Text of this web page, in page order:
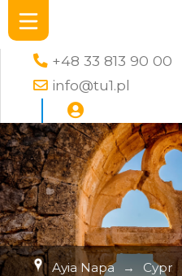
+48 33 813 90 00
info@tu1.pl
Ayia Napa → Cypr